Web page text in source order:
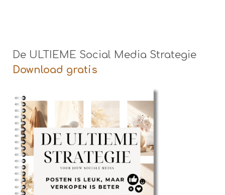
De ULTIEME Social Media Strategie
Download gratis